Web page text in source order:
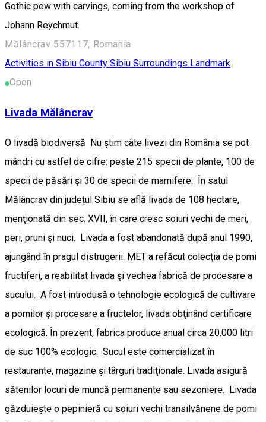
Gothic pew with carvings, coming from the workshop of
Johann Reychmut.
Mălâncrav 557117, Romania
Activities in Sibiu County Sibiu Surroundings Landmark
Open
Livada Mălâncrav
O livadă biodiversă Nu știm câte livezi din România se pot
mândri cu astfel de cifre: peste 215 specii de plante, 100 de
specii de păsări şi 30 de specii de mamifere. În satul
Mălâncrav din județul Sibiu se află livada de 108 hectare,
menţionată din sec. XVII, în care cresc soiuri vechi de meri,
peri, pruni şi nuci. Livada a fost abandonată după anul 1990,
ajungând în pragul distrugerii. MET a refăcut colecţia de pomi
fructiferi, a reabilitat livada şi vechea fabrică de procesare a
sucului. A fost introdusă o tehnologie ecologică de cultivare
a pomilor şi procesare a fructelor, livada obţinând certificare
ecologică. În prezent, fabrica produce anual circa 20.000 litri
de suc 100% ecologic. Sucul este comercializat în
restaurante, magazine și târguri tradiţionale. Livada asigură
sătenilor locuri de muncă permanente sau sezoniere. Livada
găzduiește o pepinieră cu soiuri vechi transilvănene de pomi